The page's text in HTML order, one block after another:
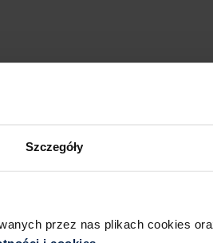
Szczegóły
przez nas plikach cookies